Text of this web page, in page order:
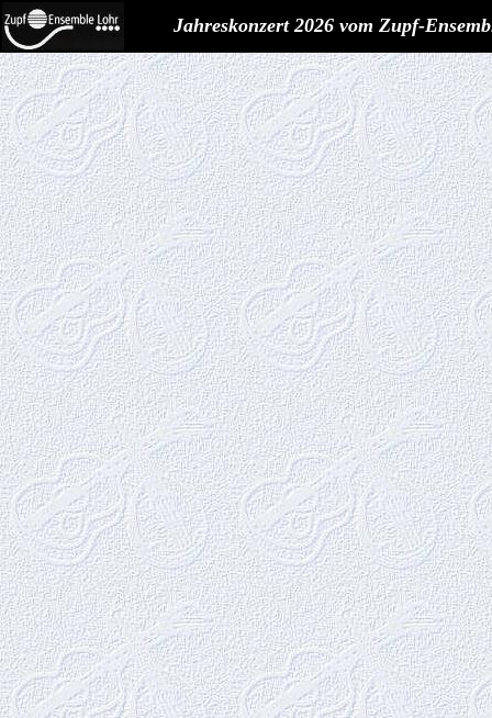
Jahreskonzert 2026 vom Zupf-